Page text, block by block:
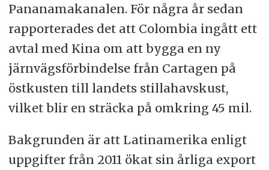
Pananamakanalen. För några år sedan
rapporterades det att Colombia ingått ett
avtal med Kina om att bygga en ny
järnvägsförbindelse från Cartagen på
östkusten till landets stillahavskust,
vilket blir en sträcka på omkring 45 mil.
Bakgrunden är att Latinamerika enligt
uppgifter från 2011 ökat sin årliga export